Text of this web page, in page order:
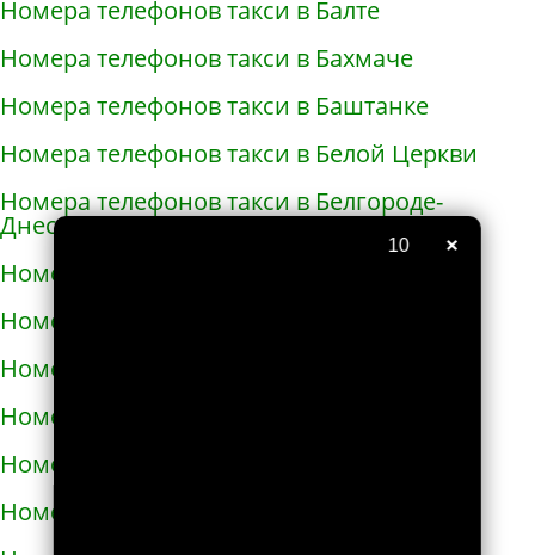
Номера телефонов такси в Балте
Номера телефонов такси в Бахмаче
Номера телефонов такси в Баштанке
Номера телефонов такси в Белой Церкви
Номера телефонов такси в Белгороде-
Днестровском
Номера телефонов такси в Белополье
Номера телефонов такси в Беляевке
Номера телефонов такси в Бердичеве
Номера телефонов такси в Бердянске
Номера телефонов такси в Берегово
Номера телефонов такси в Бережанах
×
9